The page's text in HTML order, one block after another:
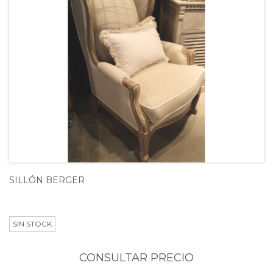
SILLÓN BERGER
SIN STOCK